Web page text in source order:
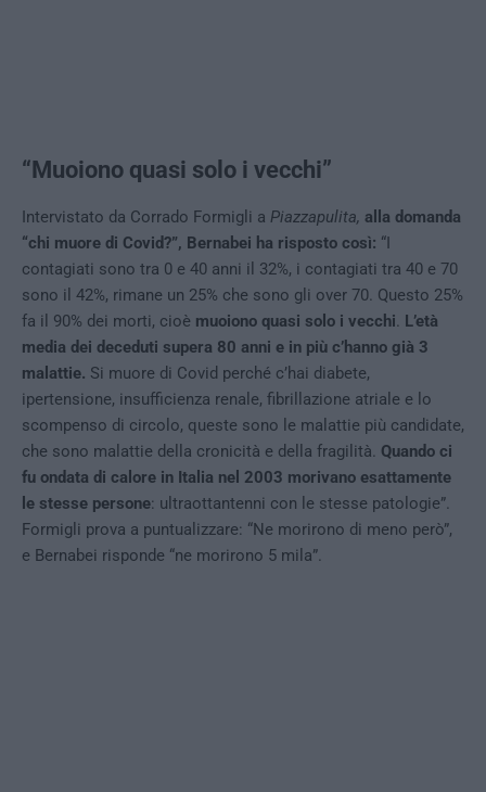
“Muoiono quasi solo i vecchi”
Intervistato da Corrado Formigli a Piazzapulita, alla domanda
“chi muore di Covid?”, Bernabei ha risposto così: “I
contagiati sono tra 0 e 40 anni il 32%, i contagiati tra 40 e 70
sono il 42%, rimane un 25% che sono gli over 70. Questo 25%
fa il 90% dei morti, cioè muoiono quasi solo i vecchi. L’età
media dei deceduti supera 80 anni e in più c’hanno già 3
malattie. Si muore di Covid perché c’hai diabete,
ipertensione, insufficienza renale, fibrillazione atriale e lo
scompenso di circolo, queste sono le malattie più candidate,
che sono malattie della cronicità e della fragilità. Quando ci
fu ondata di calore in Italia nel 2003 morivano esattamente
le stesse persone: ultraottantenni con le stesse patologie”.
Formigli prova a puntualizzare: “Ne morirono di meno però”,
e Bernabei risponde “ne morirono 5 mila”.